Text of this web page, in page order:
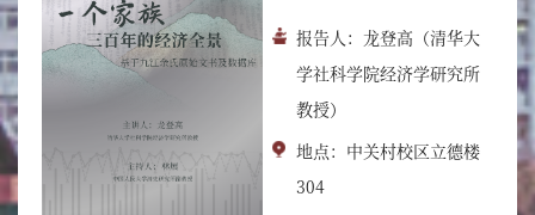
书及数据库
报告人：龙登高（清华大
学社科学院经济学研究所
教授）
地点：中关村校区立德楼
304